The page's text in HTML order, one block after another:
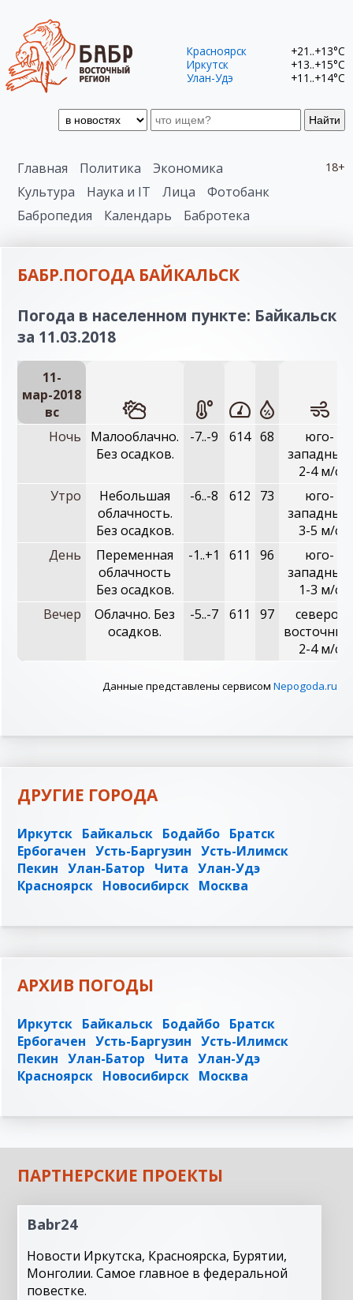
Найти
Красноярск
+21..+13°C
Иркутск
+13..+15°C
Улан-Удэ
+11..+14°C
18+
Главная Политика
Экономика
Культура
Наука и IT Лица
Фотобанк
Бабропедия
Календарь Бабротека
БАБР.ПОГОДА БАЙКАЛЬСК
Погода в населенном пункте: Байкальск
за 11.03.2018
11-
мар-2018
вc
Ночь
Малооблачно.
Без осадков.
-7..-9 614 68
юго-
западный,
2-4 м/с
Утро
Небольшая
облачность.
Без осадков.
-6..-8 612 73
юго-
западный,
3-5 м/с
День
Переменная
облачность
Без осадков.
-1..+1 611 96
юго-
западный,
1-3 м/с
Вечер
Облачно. Без
осадков.
-5..-7 611 97
северо-
2-4 м/с
Данные представлены сервисом Nepogoda.ru
ДРУГИЕ ГОРОДА
Иркутск Байкальск Бодайбо Братск
Ербогачен Усть-Баргузин Усть-Илимск
Пекин Улан-Батор Чита Улан-Удэ
Красноярск Новосибирск Москва
АРХИВ ПОГОДЫ
Иркутск Байкальск Бодайбо Братск
Ербогачен Усть-Баргузин Усть-Илимск
Пекин Улан-Батор Чита Улан-Удэ
Красноярск Новосибирск Москва
ПАРТНЕРСКИЕ ПРОЕКТЫ
Babr24
Новости Иркутска, Красноярска, Бурятии,
Монголии. Самое главное в федеральной
повестке.